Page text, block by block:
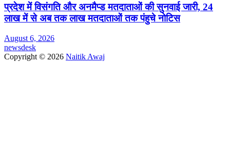
प्रदेश में विसंगति और अनमैप्ड मतदाताओं की सुनवाई जारी, 24
लाख में से अब तक लाख मतदाताओं तक पंहुचे नोटिस
August 6, 2026
newsdesk
Copyright © 2026 Naitik Awaj